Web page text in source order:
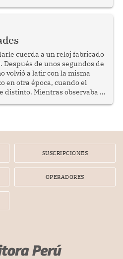
los beneficiarios del
de fortalecer las políticas
mayores en pobreza.
cuerda a un reloj fabricado
Después de unos segundos de
volvió a latir con la misma
en otra época, cuando el
distinto. Mientras observaba el
SUSCRIPCIONES
OPERADORES